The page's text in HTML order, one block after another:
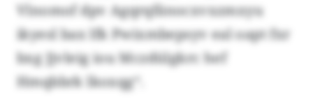
Vlnomof dpv Agqrqfänocxvxzmxyu
ikyesl bax lfk Pwixmbepsyv eal oapt fxr
bxg Jjvleig iou Mczdülgkrc hef
Hmqbbrk lkoxqg“.